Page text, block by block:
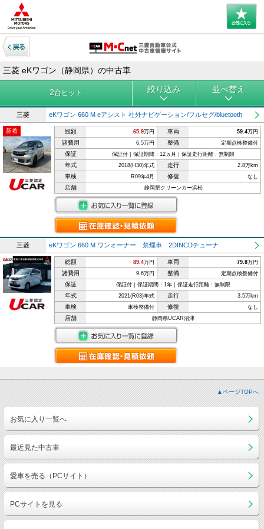
三菱 eKワゴン（静岡県）の中古車
2台ヒット 絞り込み 並べ替え
三菱 eKワゴン 660 M eアシスト 社外ナビゲーション/フルセグ/bluetooth
新着 総額 65.9万円 車両 59.4万円
諸費用 6.5万円 整備 定期点検整備付
保証 保証付｜保証期間：12ヵ月｜保証走行距離：無制限
年式 2018(H30)年式 走行 2.8万km
車検 R09年4月 修復 なし
店舗 静岡県クリーンカー浜松
三菱 eKワゴン 660 M ワンオーナー 禁煙車 2DINCDチューナ
総額 89.4万円 車両 79.8万円
諸費用 9.6万円 整備 定期点検整備付
保証 保証付｜保証期間：1年｜保証走行距離：無制限
年式 2021(R03)年式 走行 3.5万km
車検 車検整備付 修復 なし
店舗 静岡県UCAR沼津
▲ページTOPへ
お気に入り一覧へ
最近見た中古車
愛車を売る（PCサイト）
PCサイトを見る